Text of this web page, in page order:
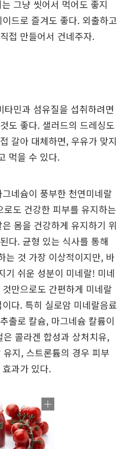
그냥 씻어서 먹어도 좋지
드로 즐겨도 좋다. 외출하고
접 만들어서 건네주자.
타민과 섬유질을 섭취하려면
도 좋다. 샐러드의 드레싱도
갈아 대체하면, 우유가 맞지
먹을 수 있다.
네슘이 풍부한 천연미네랄
도 건강한 피부를 유지하는
몸을 건강하게 유지하기 위
다. 균형 있는 식사를 통해
는 것 가장 이상적이지만, 바
기 쉬운 성분이 미네랄! 미네
만으로도 간편하게 미네랄
다. 특히 실로암 미네랄음료
출로 칼슘, 마그네슘 칼륨이
콜라겐 합성과 상처치유,
지, 스트론튬의 경우 피부
과가 있다.